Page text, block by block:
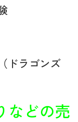
ラゴンズ
などの売